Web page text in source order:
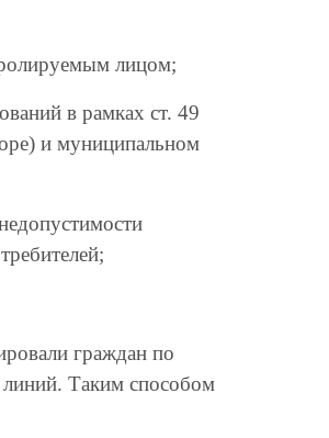
лицом;
в рамках ст. 49
и муниципальном
граждан по
Таким способом